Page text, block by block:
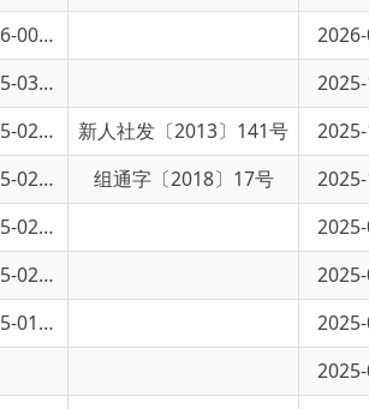
K45899617/2025-02782 新疆维吾尔自治区企事业单位2025年秋季
2025-10-20
K45899617/2025-02780
新疆维吾尔自治区和新疆生产建设兵团
2025-10-20
关于2025年度克州州直机关公开遴选公务
2025-09-29
K45899617/2025-02430 新疆维吾尔自治区2025年下半年面向社会
2025-09-05
K45899617/2025-01881 新疆维吾尔自治区2025年度面向社会公开
2025-07-11
2025年克州高校毕业生“三支一扶”计划招
2025-07-07
K45899617/2025-01762
新疆维吾尔自治区2025年度面向社会公开
2024-06-30
K45899617/2025-01654 2025年克州事业单位面向高校引进人才拟
2025-06-23
新疆维吾尔自治区2025年度面向社会公开
2025-06-24